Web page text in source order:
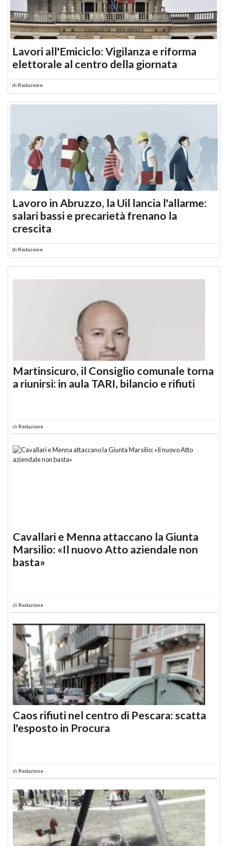
Lavori all'Emiciclo: Vigilanza e riforma
elettorale al centro della giornata
di Redazione
Lavoro in Abruzzo, la Uil lancia l'allarme:
salari bassi e precarietà frenano la
crescita
di Redazione
Martinsicuro, il Consiglio comunale torna
a riunirsi: in aula TARI, bilancio e rifiuti
di Redazione
Cavallari e Menna attaccano la Giunta
Marsilio: «Il nuovo Atto aziendale non
basta»
di Redazione
Caos rifiuti nel centro di Pescara: scatta
l'esposto in Procura
di Redazione